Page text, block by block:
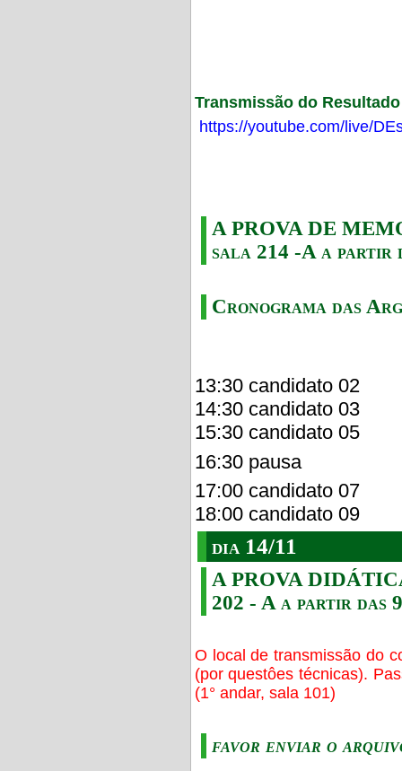
Transmissão do
https://youtube.com/live/
A PROVA DE
sala 214 -A a partir
Cronograma das
13:30 candidato 02
14:30 candidato 03
15:30 candidato 05
16:30 pausa
17:00 candidato 07
18:00 candidato 09
dia 14/11
A PROVA
202 - A a partir das
O local de transmissão do
(por questôes técnicas).
(1° andar, sala 101)
favor enviar o